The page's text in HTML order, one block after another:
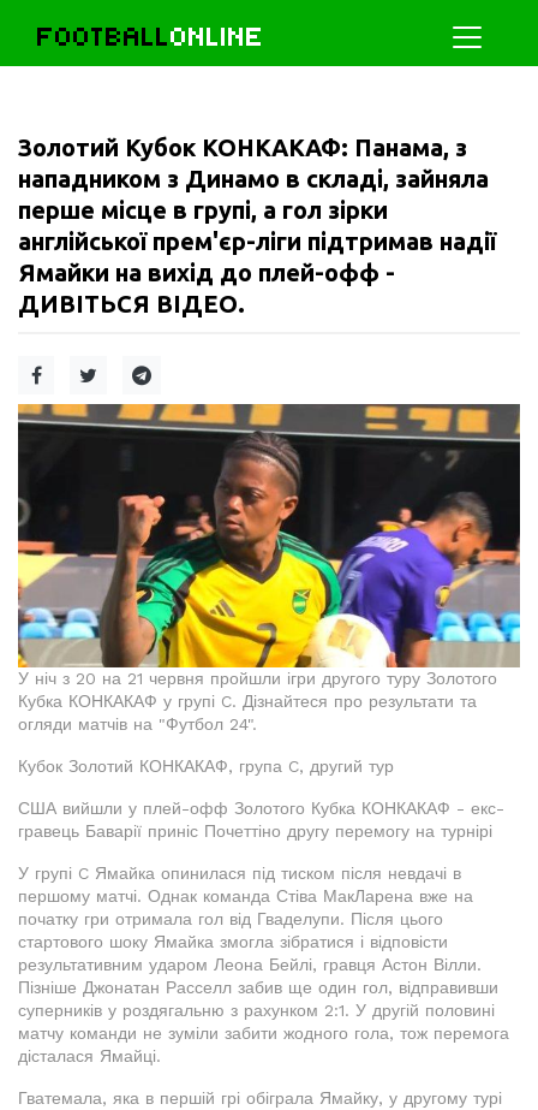
FOOTBALLONLINE
Золотий Кубок КОНКАКАФ: Панама, з
нападником з Динамо в складі, зайняла
перше місце в групі, а гол зірки
англійської прем'єр-ліги підтримав надії
Ямайки на вихід до плей-офф -
ДИВІТЬСЯ ВІДЕО.
У ніч з 20 на 21 червня пройшли ігри другого туру Золотого
Кубка КОНКАКАФ у групі C. Дізнайтеся про результати та
огляди матчів на "Футбол 24".
Кубок Золотий КОНКАКАФ, група C, другий тур
США вийшли у плей-офф Золотого Кубка КОНКАКАФ - екс-
гравець Баварії приніс Почеттіно другу перемогу на турнірі
У групі C Ямайка опинилася під тиском після невдачі в
першому матчі. Однак команда Стіва МакЛарена вже на
початку гри отримала гол від Гваделупи. Після цього
стартового шоку Ямайка змогла зібратися і відповісти
результативним ударом Леона Бейлі, гравця Астон Вілли.
Пізніше Джонатан Расселл забив ще один гол, відправивши
суперників у роздягальню з рахунком 2:1. У другій половині
матчу команди не зуміли забити жодного гола, тож перемога
дісталася Ямайці.
Гватемала, яка в першій грі обіграла Ямайку, у другому турі